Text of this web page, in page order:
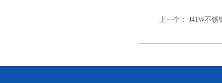
上一个： J41W不锈